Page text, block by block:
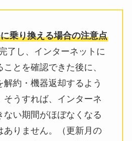
乗り換える場合の注意点
了し、インターネットに
とを確認できた後に、
解約・機器返却するよう
そうすれば、インターネ
ない期間がほぼなくなる
ありません。（更新月の